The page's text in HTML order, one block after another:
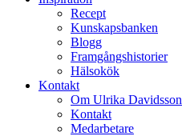
Recept
Kunskapsbanken
Blogg
Framgångshistorier
Hälsokök
Kontakt
Om Ulrika Davidsson
Kontakt
Medarbetare